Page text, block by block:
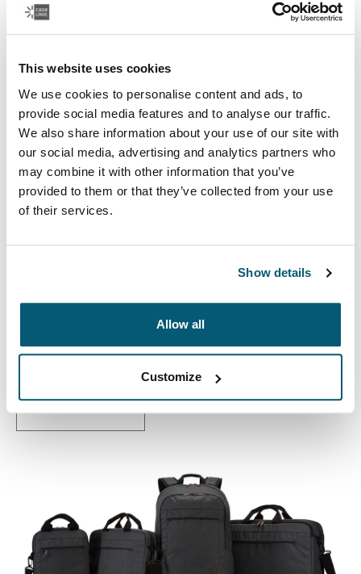
This website uses cookies
We use cookies to personalise content and ads, to
provide social media features and to analyse our traffic.
We also share information about your use of our site with
our social media, advertising and analytics partners who
may combine it with other information that you’ve
provided to them or that they’ve collected from your use
of their services.
Show details
Allow all
Customize
Ver colección
Maletines y bolsos para profesionales diseñados con
protección para la computadora portátil y organización
inteligente para los artículos esenciales de todos los
Se abre en una nueva pestaña